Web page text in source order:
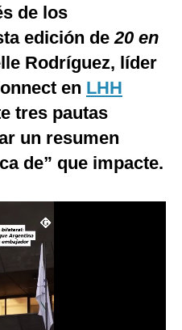
de los
edición de 20 en
Rodríguez, líder
en LHH
tres pautas
un resumen
de” que impacte.